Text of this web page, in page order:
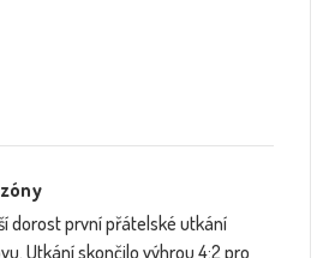
dorost první přátelské utkání
Utkání skončilo výhrou 4:2 pro